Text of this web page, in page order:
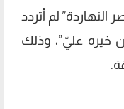
لم أتردد
خيره عليّ”، وذلك